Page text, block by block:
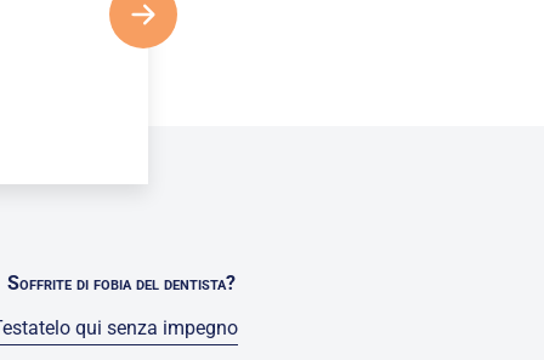
Soffrite di fobia del dentista?
qui senza impegno